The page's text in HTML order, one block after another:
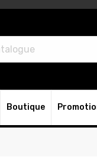
À PARTIR
CHEZ
À PARTIR
Boutique